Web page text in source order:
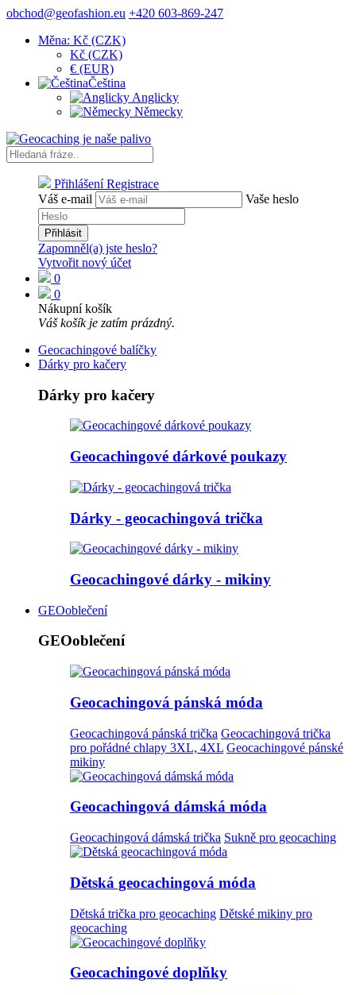
obchod@geofashion.eu +420 603-869-247
Měna: Kč (CZK)
Kč (CZK)
€ (EUR)
Čeština
Anglicky
Německy
Přihlášení Registrace
Váš e-mail
Vaše heslo
Přihlásit
Zapomněl(a) jste heslo?
Vytvořit nový účet
0
0
Nákupní košík
Váš košík je zatím prázdný.
Geocachingové balíčky
Dárky pro kačery
Dárky pro kačery
Geocachingové dárkové poukazy
Dárky - geocachingová trička
Geocachingové dárky - mikiny
GEOoblečení
GEOoblečení
Geocachingová pánská móda
Geocachingová pánská trička Geocachingová trička
pro pořádné chlapy 3XL, 4XL Geocachingové pánské
mikiny
Geocachingová dámská móda
Geocachingová dámská trička Sukně pro geocaching
Dětská geocachingová móda
Dětská trička pro geocaching Dětské mikiny pro
geocaching
Geocachingové doplňky